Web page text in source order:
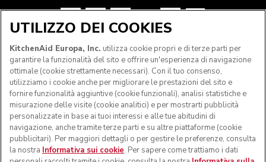
SEGUICI
UTILIZZO DEI COOKIES
KitchenAid Europa, Inc. utilizza cookie propri e di terze parti per
garantire la funzionalità del sito e offrire un'esperienza di navigazione
ottimale (cookie strettamente necessari). Con il tuo consenso,
utilizziamo i cookie anche per migliorare le prestazioni del sito e
fornire funzionalità aggiuntive (cookie funzionali), analisi statistiche e
misurazione delle visite (cookie analitici) e per mostrarti pubblicità
personalizzate in base ai tuoi interessi e alle tue abitudini di
navigazione, anche tramite terze parti e su altre piattaforme (cookie
pubblicitari). Per maggiori dettagli o per gestire le preferenze, consulta
la nostra Informativa sui cookie. Per sapere come trattiamo i dati